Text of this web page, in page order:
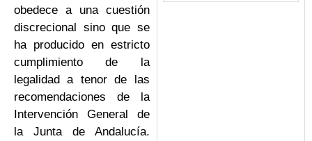
obedece a una cuestión
discrecional sino que se
ha producido en estricto
cumplimiento de la
legalidad a tenor de las
recomendaciones de la
Intervención General de
la Junta de Andalucía.